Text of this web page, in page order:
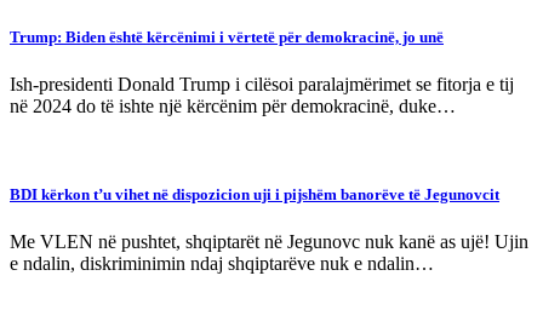
Trump: Biden është kërcënimi i vërtetë për demokracinë, jo unë
Ish-presidenti Donald Trump i cilësoi paralajmërimet se fitorja e tij
në 2024 do të ishte një kërcënim për demokracinë, duke…
BDI kërkon t’u vihet në dispozicion uji i pijshëm banorëve të Jegunovcit
Me VLEN në pushtet, shqiptarët në Jegunovc nuk kanë as ujë! Ujin
e ndalin, diskriminimin ndaj shqiptarëve nuk e ndalin…